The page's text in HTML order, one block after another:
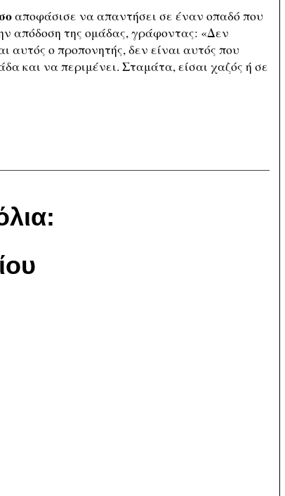
αποφάσισε να απαντήσει σε έναν οπαδό που
απόδοση της ομάδας, γράφοντας: «Δεν
αυτός ο προπονητής, δεν είναι αυτός που
και να περιμένει. Σταμάτα, είσαι χαζός ή σε